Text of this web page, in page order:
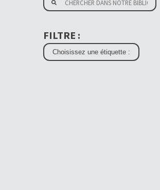
FILTRE :